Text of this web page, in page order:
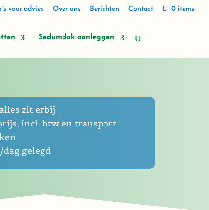
voor advies Over ons Berichten Contact 0 items
Sedumdak aanleggen
zit erbij
incl. btw en transport
gelegd